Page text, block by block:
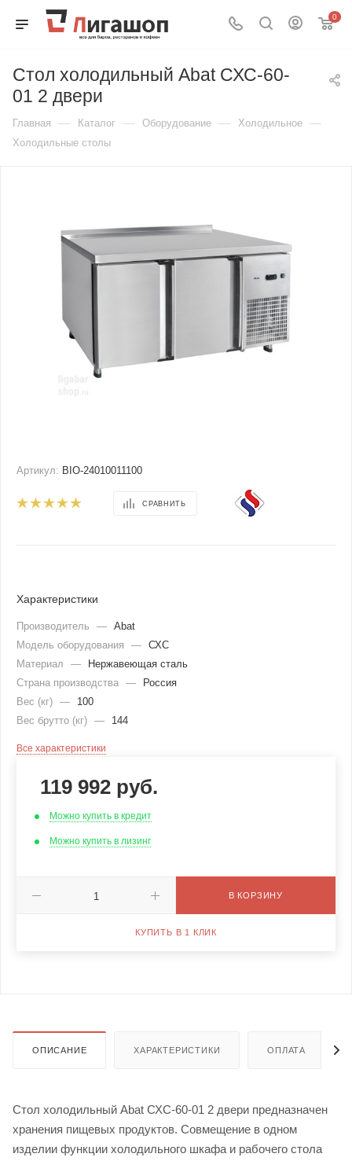
0
Стол холодильный Abat СХС-60-
01 2 двери
Главная — Каталог — Оборудование — Холодильное —
Холодильные столы
Артикул: BIO-24010011100
СРАВНИТЬ
Характеристики
Производитель — Abat
Модель оборудования
— СХС
Материал
—
Нержавеющая сталь
Страна производства —
Россия
Вес (кг) —
100
Вес брутто (кг) — 144
Все характеристики
119 992 руб.
Можно купить в кредит
Можно купить в лизинг
В КОРЗИНУ
КУПИТЬ В 1 КЛИК
ОПИСАНИЕ ХАРАКТЕРИСТИКИ ОПЛАТА
Стол холодильный Abat СХС-60-01 2 двери предназначен
хранения пищевых продуктов. Совмещение в одном
изделии функции холодильного шкафа и рабочего стола